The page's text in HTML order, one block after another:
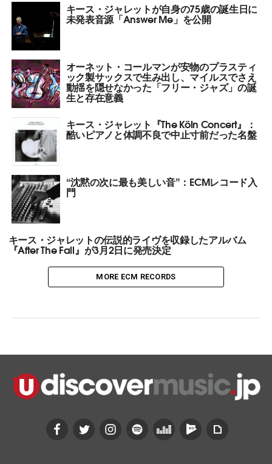
キース・ジャレットが自身の75歳の誕生日に
未発表音源「Answer Me」を公開
オーネット・コールマンが安物のプラスティ
ック製サックスで生み出し、マイルスでさえ
動揺を隠せなかった「フリー・ジャズ」の誕
生と存在意義
キース・ジャレット『The Köln Concert』：
酷いピアノと体調不良で中止寸前だった名盤
“沈黙の次に最も美しい音”：ECMレコード入
門
キース・ジャレットの伝説的ライヴを収録したアルバム
『After The Fall』が3月2日に発売決定
MORE ECM RECORDS